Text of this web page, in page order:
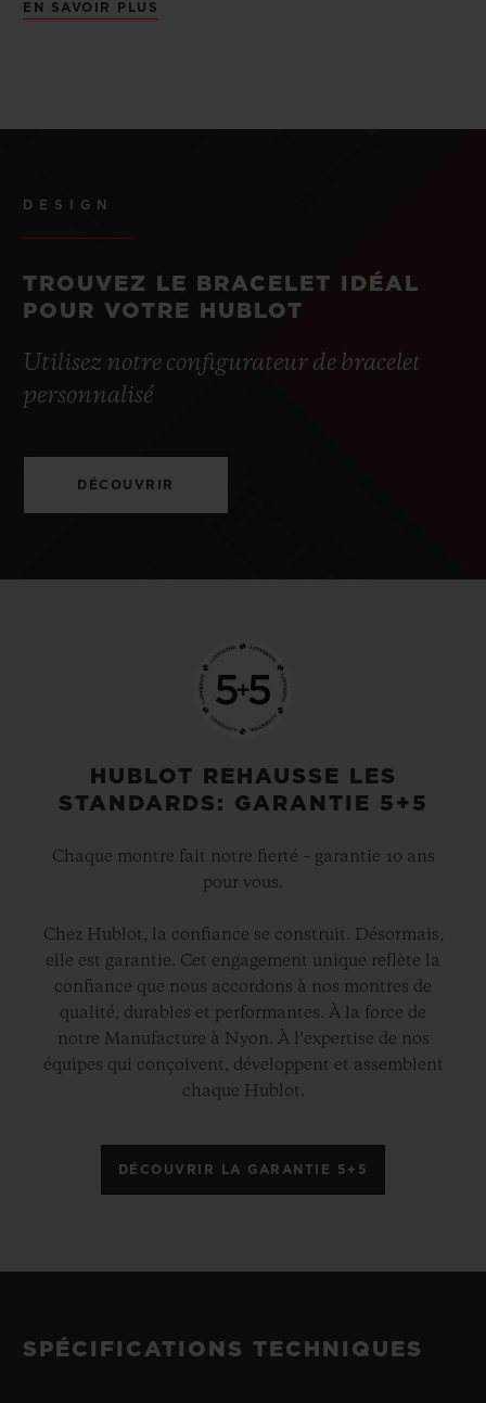
EN SAVOIR PLUS
DESIGN
TROUVEZ LE BRACELET IDÉAL
POUR VOTRE HUBLOT
Utilisez notre configurateur de bracelet
personnalisé
DÉCOUVRIR
HUBLOT REHAUSSE LES
STANDARDS: GARANTIE 5+5
Chaque montre fait notre fierté – garantie 10 ans
pour vous.
Chez Hublot, la confiance se construit. Désormais,
elle est garantie. Cet engagement unique reflète la
confiance que nous accordons à nos montres de
qualité, durables et performantes. À la force de
notre Manufacture à Nyon. À l’expertise de nos
équipes qui conçoivent, développent et assemblent
chaque Hublot.
DÉCOUVRIR LA GARANTIE 5+5
SPÉCIFICATIONS TECHNIQUES